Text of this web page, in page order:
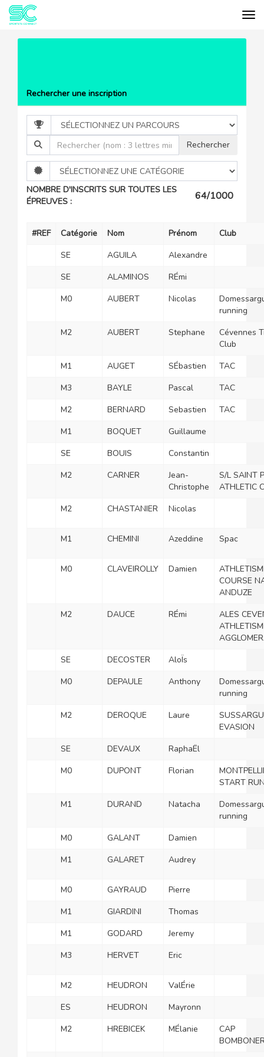
Rechercher une inscription
NOMBRE D'INSCRITS SUR TOUTES LES
ÉPREUVES :
64/1000
#REF Catégorie Nom Prénom
Club
SE
AGUILA
Alexandre
SE
ALAMINOS
RÉmi
M0
AUBERT Nicolas
running
M2
AUBERT Stephane
Cévennes
Club
M1
AUGET SÉbastien
TAC
M3
BAYLE Pascal
TAC
M2
BERNARD Sebastien
TAC
M1
BOQUET
Guillaume
SE
BOUIS
Constantin
M2
CARNER
Jean-
Christophe
S/L SAINT
ATHLETIC
M2
CHASTANIER Nicolas
M1 CHEMINI Azeddine Spac
M0 CLAVEIROLLY Damien
COURSE
ANDUZE
M2
DAUCE RÉmi
ALES
SE
DECOSTER
AloÏs
M0
DEPAULE Anthony
running
M2
DEROQUE Laure
EVASION
SE
DEVAUX
RaphaËl
M0
DUPONT Florian
START
M1
DURAND Natacha
running
M0
GALANT
Damien
M1
GALARET Audrey
M0 GAYRAUD
Pierre
M1
GIARDINI
Thomas
M1
GODARD
Jeremy
M3
HERVET Eric
M2 HEUDRON
ValÉrie
ES
HEUDRON
Mayronn
M2
HREBICEK MÉlanie
CAP